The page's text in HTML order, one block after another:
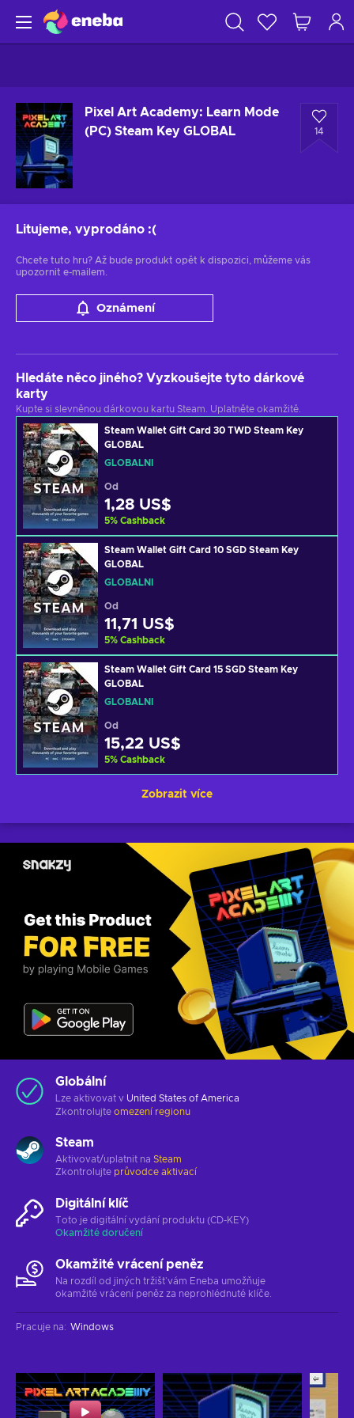
Pixel Art Academy: Learn Mode
(PC) Steam Key GLOBAL
14
Litujeme, vyprodáno :(
Chcete tuto hru? Až bude produkt opět k dispozici, můžeme vás
upozornit e-mailem.
Oznámení
Hledáte něco jiného? Vyzkoušejte tyto dárkové
karty
Kupte si slevněnou dárkovou kartu Steam. Uplatněte okamžitě.
Steam Wallet Gift Card 30 TWD Steam Key
GLOBAL
GLOBÁLNÍ
Od
1,28 US$
5% Cashback
Steam Wallet Gift Card 10 SGD Steam Key
GLOBAL
GLOBÁLNÍ
Od
11,71 US$
5% Cashback
Steam Wallet Gift Card 15 SGD Steam Key
GLOBAL
GLOBÁLNÍ
Od
15,22 US$
5% Cashback
Zobrazit více
Globální
Lze aktivovat v United States of America
Zkontrolujte omezení regionu
Steam
Aktivovat/uplatnit na Steam
Zkontrolujte průvodce aktivací
Digitální klíč
Toto je digitální vydání produktu (CD-KEY)
Okamžité doručení
Okamžité vrácení peněz
Na rozdíl od jiných tržišť vám Eneba umožňuje
okamžité vrácení peněz za neprohlédnuté klíče.
Pracuje na: Windows